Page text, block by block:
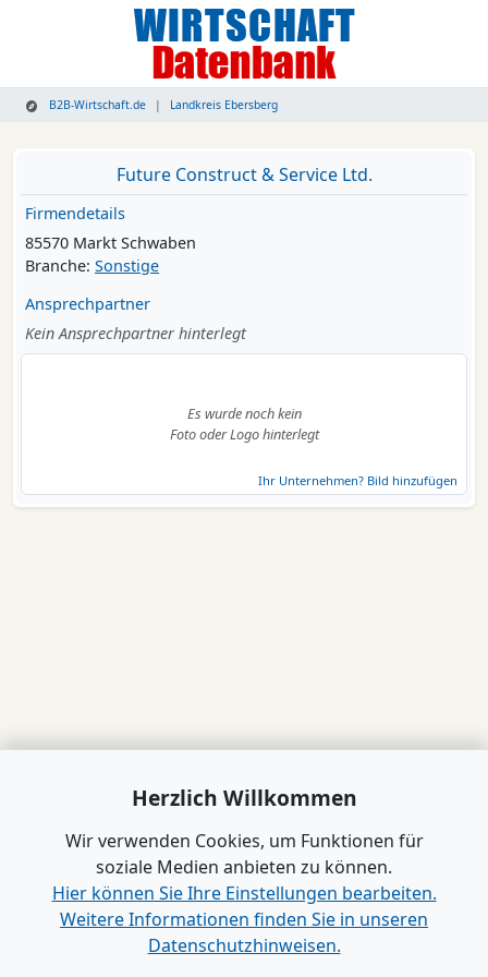
B2B-Wirtschaft.de Landkreis Ebersberg
Future Construct & Service Ltd.
Firmendetails
85570 Markt Schwaben
Branche: Sonstige
Ansprechpartner
Kein Ansprechpartner hinterlegt
Es wurde noch kein
Foto oder Logo hinterlegt
Ihr Unternehmen? Bild hinzufügen
Herzlich Willkommen
Wir verwenden Cookies, um Funktionen für
soziale Medien anbieten zu können.
Hier können Sie Ihre Einstellungen bearbeiten.
Weitere Informationen finden Sie in unseren
Datenschutzhinweisen.